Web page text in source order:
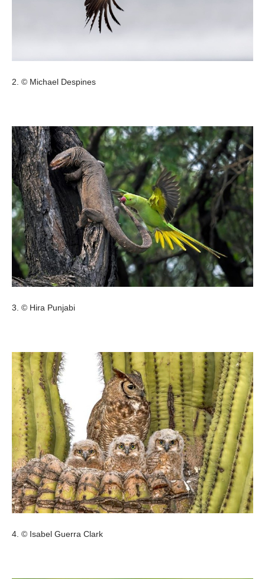
2. © Michael Despines
3. © Hira Punjabi
4. © Isabel Guerra Clark